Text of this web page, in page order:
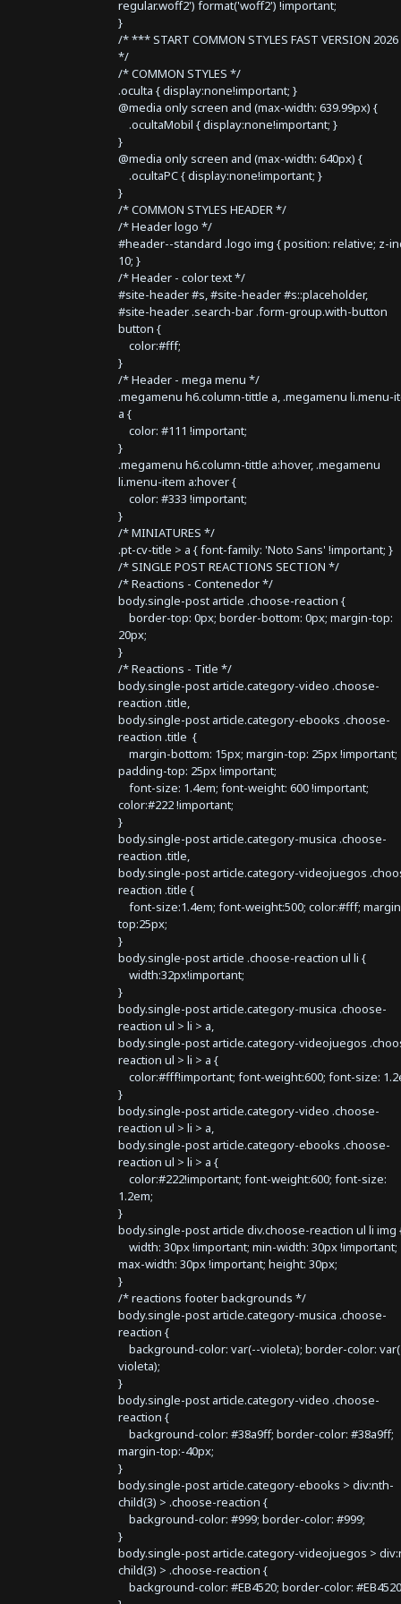
regular.woff2') format('woff2') !important;
}
/* *** START COMMON STYLES FAST VERSION
*/
/* COMMON STYLES */
.oculta { display:none!important; }
@media only screen and (max-width: 639.99px) {
.ocultaMobil { display:none!important; }
}
@media only screen and (max-width: 640px) {
.ocultaPC { display:none!important; }
}
/* COMMON STYLES HEADER */
/* Header logo */
#header--standard .logo img { position: relative; z-
10; }
/* Header - color text */
#site-header #s, #site-header #s::placeholder,
#site-header .search-bar .form-group.with-button
button {
color:#fff;
}
/* Header - mega menu */
.megamenu h6.column-tittle a, .megamenu li.menu-
a {
color: #111 !important;
}
.megamenu h6.column-tittle a:hover, .megamenu
li.menu-item a:hover {
color: #333 !important;
}
/* MINIATURES */
.pt-cv-title > a { font-family: 'Noto Sans' !important; }
/* SINGLE POST REACTIONS SECTION */
/* Reactions - Contenedor */
body.single-post article .choose-reaction {
border-top: 0px; border-bottom: 0px; margin-top:
20px;
}
/* Reactions - Title */
body.single-post article.category-video .choose-
reaction .title,
body.single-post article.category-ebooks .choose-
reaction .title {
margin-bottom: 15px; margin-top: 25px !important;
padding-top: 25px !important;
font-size: 1.4em; font-weight: 600 !important;
color:#222 !important;
}
body.single-post article.category-musica .choose-
reaction .title,
body.single-post article.category-videojuegos
reaction .title {
font-size:1.4em; font-weight:500; color:#fff;
top:25px;
}
body.single-post article .choose-reaction ul li {
width:32px!important;
}
body.single-post article.category-musica .choose-
reaction ul > li > a,
body.single-post article.category-videojuegos
reaction ul > li > a {
color:#fff!important; font-weight:600; font-size:
}
body.single-post article.category-video .choose-
reaction ul > li > a,
body.single-post article.category-ebooks .choose-
reaction ul > li > a {
color:#222!important; font-weight:600; font-size:
1.2em;
}
body.single-post article div.choose-reaction ul li img
width: 30px !important; min-width: 30px !important;
max-width: 30px !important; height: 30px;
}
/* reactions footer backgrounds */
body.single-post article.category-musica .choose-
reaction {
background-color: var(--violeta); border-color:
violeta);
}
body.single-post article.category-video .choose-
reaction {
background-color: #38a9ff; border-color: #38a9ff;
margin-top:-40px;
}
body.single-post article.category-ebooks > div:nth-
child(3) > .choose-reaction {
background-color: #999; border-color: #999;
}
body.single-post article.category-videojuegos >
child(3) > .choose-reaction {
background-color: #EB4520; border-color: